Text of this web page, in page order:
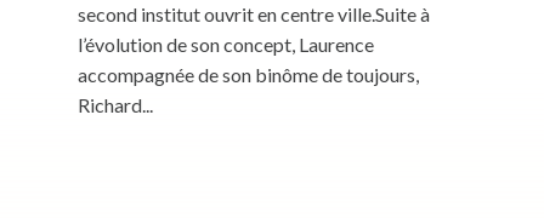
second institut ouvrit en centre ville.Suite à
l’évolution de son concept, Laurence
accompagnée de son binôme de toujours,
Richard...